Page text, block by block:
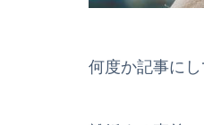
何度か記事に